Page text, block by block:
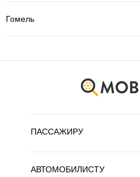
Гомель
ПАССАЖИРУ
АВТОМОБИЛИСТУ